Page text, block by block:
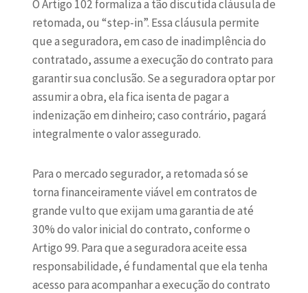
O Artigo 102 formaliza a tão discutida cláusula de
retomada, ou “step-in”. Essa cláusula permite
que a seguradora, em caso de inadimplência do
contratado, assume a execução do contrato para
garantir sua conclusão. Se a seguradora optar por
assumir a obra, ela fica isenta de pagar a
indenização em dinheiro; caso contrário, pagará
integralmente o valor assegurado.
Para o mercado segurador, a retomada só se
torna financeiramente viável em contratos de
grande vulto que exijam uma garantia de até
30% do valor inicial do contrato, conforme o
Artigo 99. Para que a seguradora aceite essa
responsabilidade, é fundamental que ela tenha
acesso para acompanhar a execução do contrato